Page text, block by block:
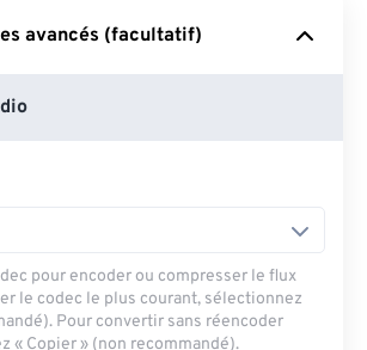
Google Drive
OneDrive
avancés (facultatif)
pour encoder ou compresser le flux
le codec le plus courant, sélectionnez
Pour convertir sans réencoder
« Copier » (non recommandé).